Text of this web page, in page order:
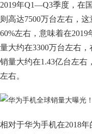
2019年Q1—Q3季度，在
则高达7500万台左右，
60%左右，意味着在
量大约在3300万台左右
销量大约在1.43亿台左右
左右。
相对于华为手机在2018